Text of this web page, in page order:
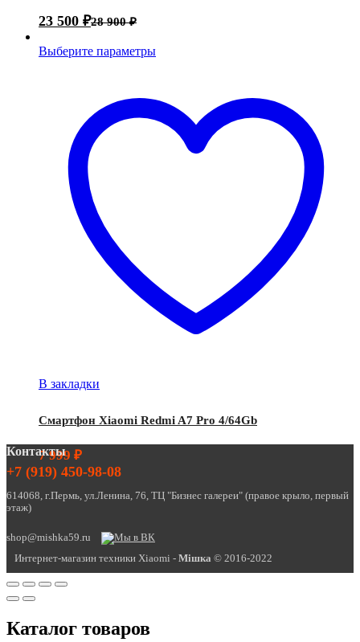
23 500 ₽28 900₽
Выберите параметры
В закладки
Смартфон Xiaomi Redmi A7 Pro 4/64Gb
7 999 ₽
Контакты
+7 (919) 450-98-08
614068, г.Пермь, ул.Ленина, 76, ТЦ "Бизнес галереи" (правое крыло, первый
этаж)
shop@mishka59.ru
Интернет-магазин техники Xiaomi - Miшка © 2016-2022
Каталог товаров